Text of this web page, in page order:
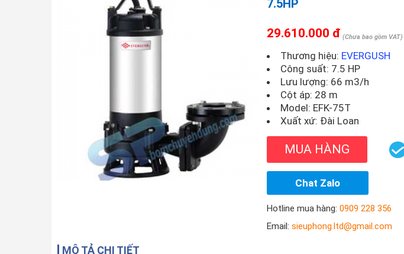
7.5HP
29.610.000 đ (Chưa bao gồm VAT)
Thương hiệu: EVERGUSH
Công suất: 7.5 HP
Lưu lượng: 66 m3/h
Cột áp: 28 m
Model: EFK-75T
Xuất xứ: Đài Loan
MUA HÀNG
Chat Zalo
Hotline mua hàng:0909 228 356
Email:sieuphong.ltd@gmail.com
MÔ TẢ CHI TIẾT